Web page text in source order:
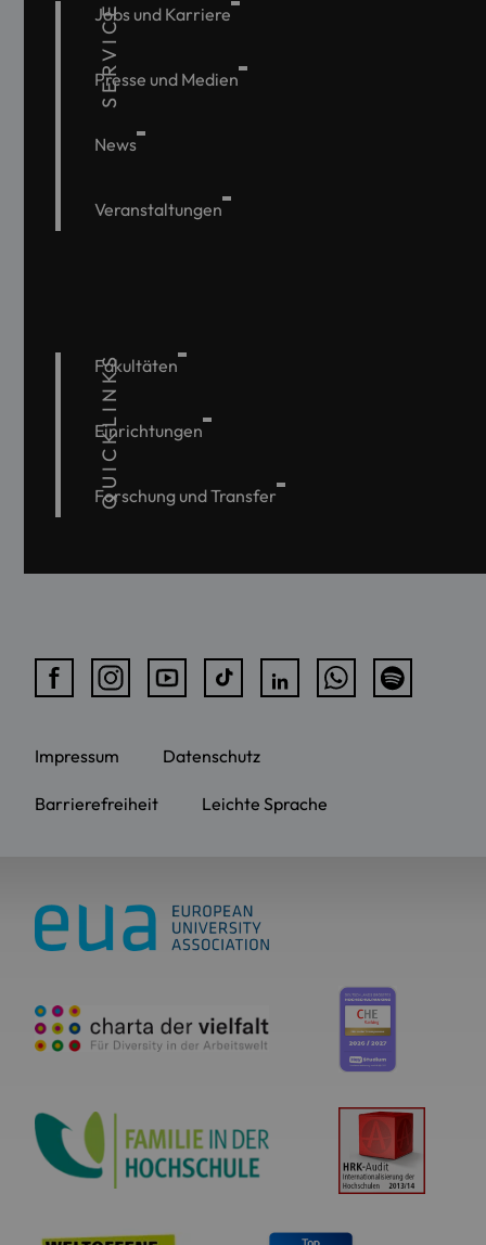
SERVICE
Jobs und Karriere
Presse und Medien
News
Veranstaltungen
QUICKLINKS
Fakultäten
Einrichtungen
Forschung und Transfer
Impressum Datenschutz
Barrierefreiheit Leichte Sprache